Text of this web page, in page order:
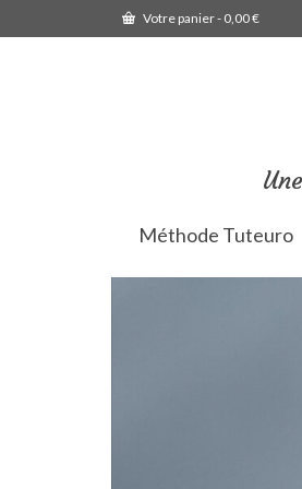
Votre panier- 0,00€
Méthode Tuteuro